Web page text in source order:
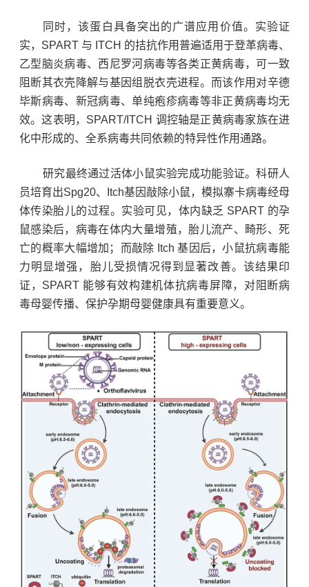
同时，该蛋白具备突出的广谱应用价值。实验证
实，SPART 与 ITCH 的拮抗作用普遍适用于登革病毒、
乙型脑炎病毒、西尼罗河病毒等各类正黄病毒，可一致
阻断其衣壳降解与基因组脱衣壳进程。而该作用对辛德
毕斯病毒、新冠病毒、单纯疱疹病毒等非正黄病毒均无
效。这表明，SPART/ITCH 调控轴是正黄病毒家族在进
化中形成的、全系病毒共同依赖的特异性作用通路。
研究最终通过活体小鼠实验完成功能验证。科研人
员培育出Spg20、Itch基因敲除小鼠，模拟寨卡病毒经母
体传染胎儿的过程。实验可见，体内缺乏 SPART 的孕
鼠感染后，病毒在体内大量增殖，胎儿流产、畸形、死
亡的概率大幅增加；而敲除 Itch 基因后，小鼠抗病毒能
力明显增强，胎儿受损情况得到显著改善。该结果印
证，SPART 能够有效构建机体抗病毒屏障，对阻断病
毒母婴传播、保护孕期母婴健康具有重要意义。